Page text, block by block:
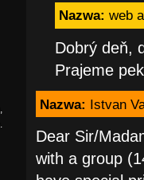
Nazwa: web
Dobrý deň,
Prajeme
Nazwa: Istvan
Dear Sir/
with a group